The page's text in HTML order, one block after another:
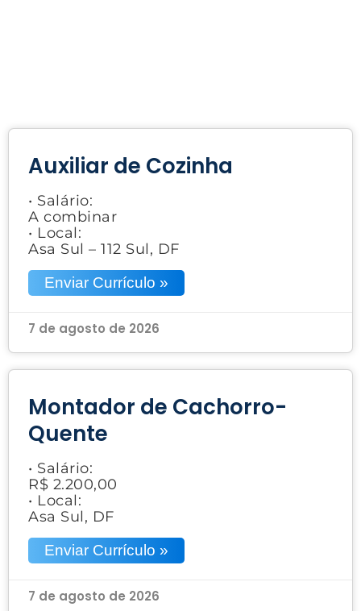
Auxiliar de Cozinha
• Salário:
A combinar
• Local:
Asa Sul – 112 Sul, DF
Enviar Currículo »
7 de agosto de 2026
Montador de Cachorro-
Quente
• Salário:
R$ 2.200,00
• Local:
Asa Sul, DF
Enviar Currículo »
7 de agosto de 2026